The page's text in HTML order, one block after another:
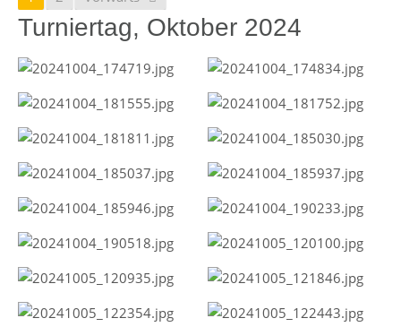
Turniertag, Oktober 2024